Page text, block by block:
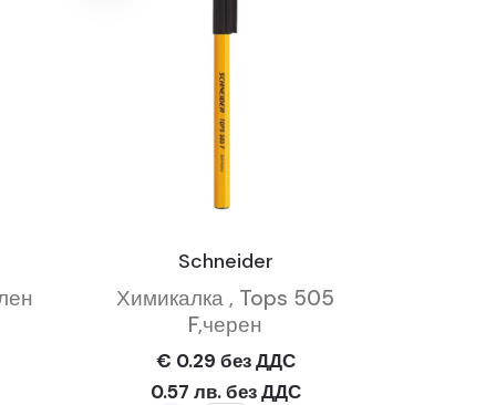
Schneider
Химикалка , Tops 505
F,черен
€ 0.29 без ДДС
0.57 лв. без ДДС